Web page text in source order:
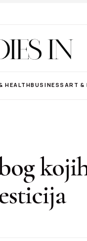
HEALTHBUSINESS ART &